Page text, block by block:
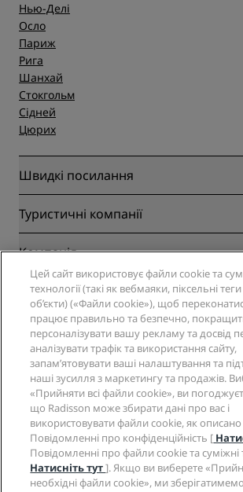
Нью-Делі
Осло
Париж
Рига
Шанхай
Стокгольм
Сідней
Цюрих
Швидкі посилання
Radisson Rewards
Blog
Нові та майбутні готелі
Додаток Radisson Hotels
Готелі зі статусом Sports Approved
Сімейний готель
Здоров’я та безпека
Туристичні компанії
Партнери
Туроператор
Компанія
Radisson Hotel Group
Соціальні мережі
Вакансії в RHG
Вакансії в PPHE
Вакансії в EHL
The Club by RHG
Розвиток бізнесу
Соціально відповідальний бізнес
Закупівлі
Юридичні дані
Центр конфіденційності
Юридичне повідомлення
Умови та положення програми
Угода про використання сайту
Цифрова доступність
Декларація щодо сучасного рабства
Довідка
Попередження для споживачів
Зв’язатися
Запитання та відповіді
Карта сайту
Соціальні мережі
Бренди готелів Radisson
Цей сайт використовує файли cookie та
технології (такі як вебмаяки, піксельні
об’єкти) («Файли cookie»), щоб
працює правильно та безпечно,
персоналізувати вашу рекламу та досвід
аналізувати трафік та використання сайту,
запам’ятовувати ваші налаштування та
наші зусилля з маркетингу та продажів.
«Прийняти всі файли cookie», ви
що Radisson може збирати дані про вас і
використовувати файли cookie, як
Повідомленні про конфіденційність [
Повідомленні про файли cookie та суміжні
Натисніть тут]. Якщо ви виберете
необхідні файли cookie», ми